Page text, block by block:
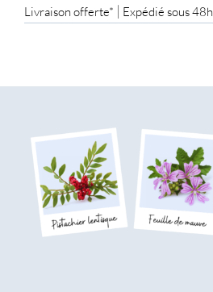
Livraison offerte* | Expédié sous 48h